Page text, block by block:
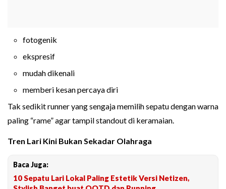
fotogenik
ekspresif
mudah dikenali
memberi kesan percaya diri
Tak sedikit runner yang sengaja memilih sepatu dengan warna
paling “rame” agar tampil standout di keramaian.
Tren Lari Kini Bukan Sekadar Olahraga
Baca Juga:
10 Sepatu Lari Lokal Paling Estetik Versi Netizen,